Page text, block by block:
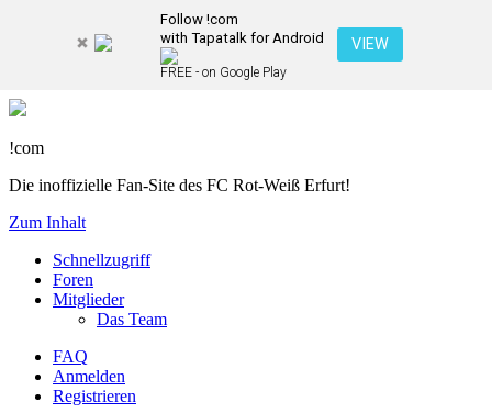
Follow !com
with Tapatalk for Android
FREE - on Google Play
VIEW
!com
Die inoffizielle Fan-Site des FC Rot-Weiß Erfurt!
Zum Inhalt
Schnellzugriff
Foren
Mitglieder
Das Team
FAQ
Anmelden
Registrieren